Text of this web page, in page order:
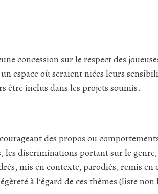
concession sur le respect des
espace où seraient niées leurs
être inclus dans les projets soumis.
des propos ou
discriminations portant sur le
mis en contexte, parodiés, remis en
à l’égard de ces thèmes (liste